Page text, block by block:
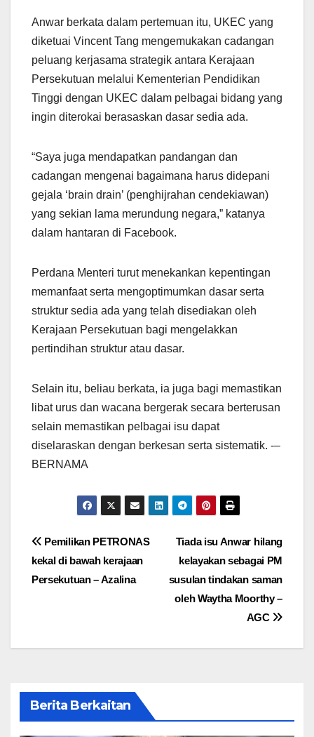
Anwar berkata dalam pertemuan itu, UKEC yang
diketuai Vincent Tang mengemukakan cadangan
peluang kerjasama strategik antara Kerajaan
Persekutuan melalui Kementerian Pendidikan
Tinggi dengan UKEC dalam pelbagai bidang yang
ingin diterokai berasaskan dasar sedia ada.
“Saya juga mendapatkan pandangan dan
cadangan mengenai bagaimana harus didepani
gejala ‘brain drain’ (penghijrahan cendekiawan)
yang sekian lama merundung negara,” katanya
dalam hantaran di Facebook.
Perdana Menteri turut menekankan kepentingan
memanfaat serta mengoptimumkan dasar serta
struktur sedia ada yang telah disediakan oleh
Kerajaan Persekutuan bagi mengelakkan
pertindihan struktur atau dasar.
Selain itu, beliau berkata, ia juga bagi memastikan
libat urus dan wacana bergerak secara berterusan
selain memastikan pelbagai isu dapat
diselaraskan dengan berkesan serta sistematik. -–
BERNAMA
Post
navigation
Tiada isu Anwar hilang
kelayakan sebagai PM
susulan tindakan saman
oleh Waytha Moorthy –
AGC
Pemilikan PETRONAS
kekal di bawah kerajaan
Persekutuan – Azalina
Berita Berkaitan